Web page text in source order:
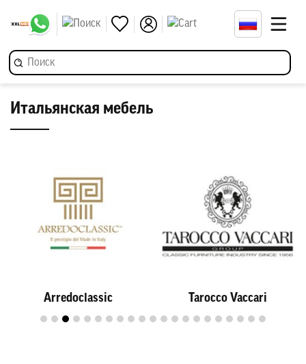
Итальянская мебель
Arredoclassic Tarocco Vaccari